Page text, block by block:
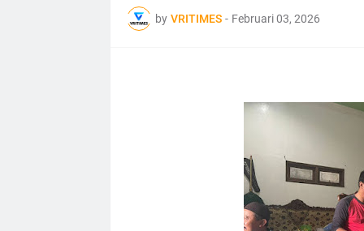
by VRITIMES - Februari 03, 2026